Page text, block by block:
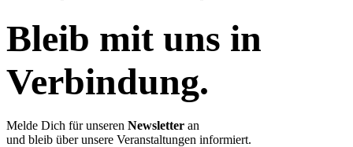
Bleib mit uns in
Verbindung.
Melde Dich für unseren Newsletter an
und bleib über unsere Veranstaltungen informiert.